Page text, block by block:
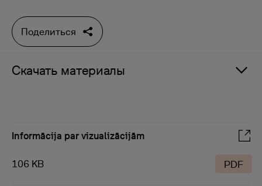
Поделиться
Скачать материалы
Informācija par vizualizācijām
106 KB PDF